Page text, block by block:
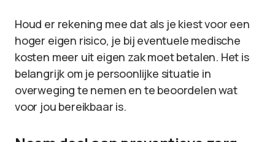
Houd er rekening mee dat als je kiest voor een
hoger eigen risico, je bij eventuele medische
kosten meer uit eigen zak moet betalen. Het is
belangrijk om je persoonlijke situatie in
overweging te nemen en te beoordelen wat
voor jou bereikbaar is.